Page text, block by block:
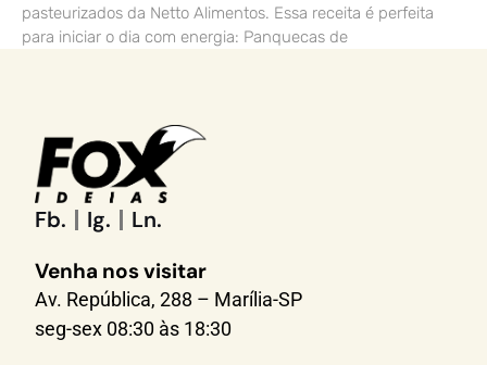
pasteurizados da Netto Alimentos. Essa receita é perfeita
para iniciar o dia com energia: Panquecas de
Fb. Ig. Ln.
Venha nos visitar
Av. República, 288 – Marília-SP
seg-sex 08:30 às 18:30